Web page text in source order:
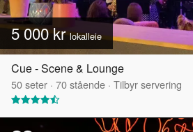
5 000 krlokalleie
Cue - Scene & Lounge
50seter · 70stående · Tilbyr servering